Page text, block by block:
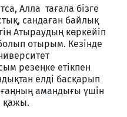
Алла тағала бізге
сандаған байлық
Атыраудың көркейіп
отырым. Кезінде
резеңке етікпен
елді басқарып
амандығы үшін
қажы.